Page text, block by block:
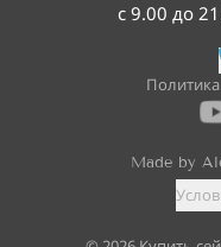
с 9.00 до
Made by